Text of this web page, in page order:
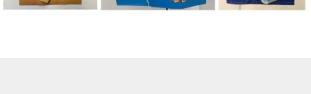
抽選会イベント